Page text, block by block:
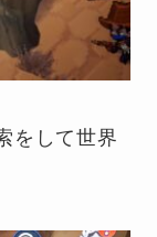
をして世界